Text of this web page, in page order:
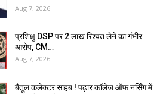
Aug 7, 2026
प्रशिक्षु DSP पर ₹2 लाख रिश्वत लेने का गंभीर
आरोप, CM…
Aug 7, 2026
बैतूल कलेक्टर साहब ! पढ़ार कॉलेज ऑफ नर्सिंग में